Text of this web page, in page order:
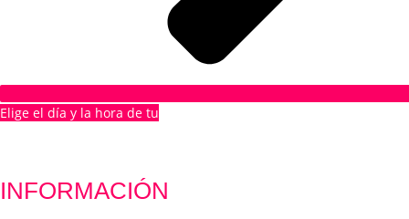
Elige el día y la hora de tu
INFORMACIÓN